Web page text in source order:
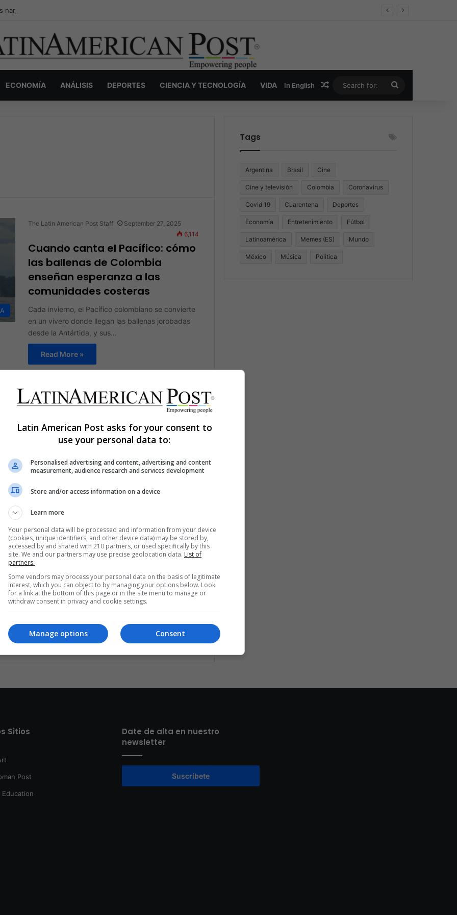
narcos invisibles de Colombia: la guerra secreta por la verdad, el poder y la nueva economía de la droga
ECONOMÍA ANÁLISIS DEPORTES CIENCIA Y TECNOLOGÍA VIDA In English Random Article
for:
The Latin American Post Staff
September 27, 2025
6,114
Cuando canta el Pacífico: cómo
las ballenas de Colombia
enseñan esperanza a las
comunidades costeras
Cada invierno, el Pacífico colombiano se convierte
en un vivero donde llegan las ballenas jorobadas
desde la Antártida, y sus…
Read More »
El Regreso de las Jorobadas en
Brasil: Gigantes que Saltan,
Canciones que Resuenan y una
Costa que Celebra su Retorno
Donde antes los arpones silenciaban gigantes, hoy
los cielos invernales de Río de Janeiro retumban
The Latin American Post Staff January 14, 2025 130
Las Espectaculares Costas de
Argentina Donde las Orcas
Desafían la Marea
A lo largo de la salvaje costa atlántica de
Argentina, las orcas muestran una increíble
habilidad de caza que no…
Read More »
Tags
Argentina Brasil Cine
Cine y televisión Colombia Coronavirus
Covid 19 Cuarentena Deportes
Economía Entretenimiento Fútbol
Latinoamérica Memes (ES) Mundo
México Música Politica
Sitios
Post
Education
Date de alta en nuestro
newsletter
Suscríbete
Latin American Post asks for your consent to
use your personal data to:
Personalised advertising and content, advertising and content
measurement, audience research and services development
Store and/or access information on a device
Learn more
Your personal data will be processed and information from your device
(cookies, unique identifiers, and other device data) may be stored by,
accessed by and shared with 210 partners, or used specifically by this
site. We and our partners may use precise geolocation data. List of
partners.
Some vendors may process your personal data on the basis of legitimate
interest, which you can object to by managing your options below. Look
for a link at the bottom of this page or in the site menu to manage or
withdraw consent in privacy and cookie settings.
Consent
Manage options